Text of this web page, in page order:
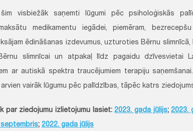
visbiežāk saņemti lūgumi pēc psiholoģiskās
medikamentu iegādei, piemēram,
ēdināšanas izdevumus, uzturoties Bērnu
slimnīcai un atpakaļ līdz pagaidu dzīvesvietai
ar autiskā spektra traucējumiem terapiju
arvien vairāk lūgumu pēc palīdzības, tāpēc katrs
par ziedojumu izlietojumu lasiet:2023. gada jūlijs;2023.
; 2022. gada jūlijs